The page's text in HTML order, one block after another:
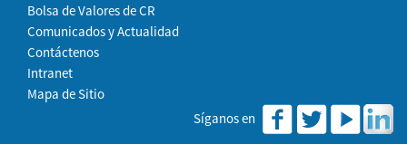
Bolsa de Valores de CR
Comunicados y Actualidad
Contáctenos
Intranet
Mapa de Sitio
Síganos en